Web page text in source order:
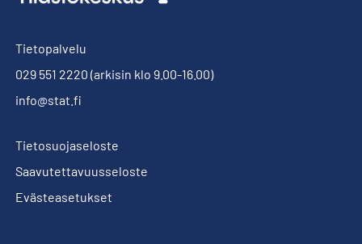
Tietopalvelu
029 551 2220 (arkisin klo 9.00-16.00)
info@stat.fi
Tietosuojaseloste
Saavutettavuusseloste
Evästeasetukset